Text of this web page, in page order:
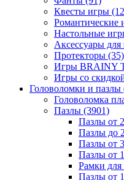
Квесты игры
Романтические
Настольные
Аксессуары
Протекторы (35)
Игры BRAINY
Игры со
Головоломки и пазлы
Головоломка
Пазлы (3901)
Пазлы от
Пазлы до
Пазлы от
Пазлы от
Рамки для
Пазлы от